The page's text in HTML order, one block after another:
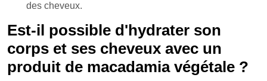
des cheveux.
Est-il possible d'hydrater son
corps et ses cheveux avec un
produit de macadamia végétale ?